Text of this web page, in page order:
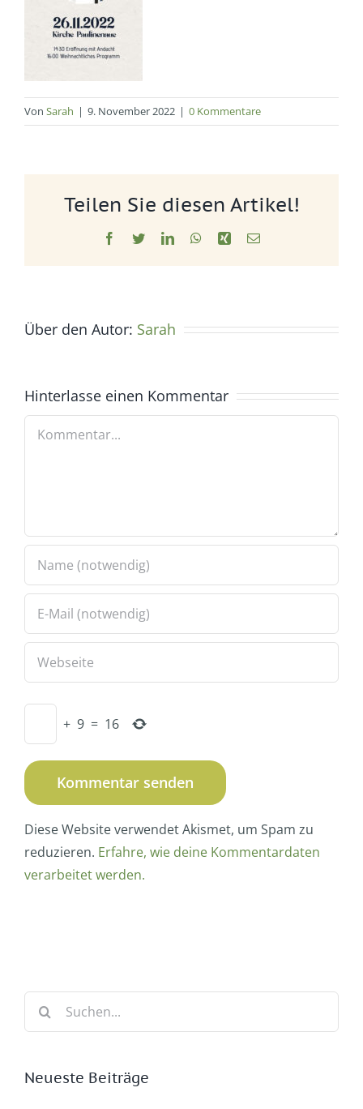
Von Sarah | 9. November 2022 | 0 Kommentare
Teilen Sie diesen Artikel!
Facebook
TwitterLinkedInWhatsApp
Xing E-
Über den Autor: Sarah
Hinterlasse einen Kommentar
Kommentar
+ 9 = 16
Diese Website verwendet Akismet, um Spam zu
reduzieren. Erfahre, wie deine Kommentardaten
verarbeitet werden.
Suche
Neueste Beiträge